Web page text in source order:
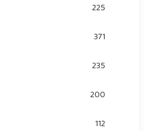
225
371
235
200
112